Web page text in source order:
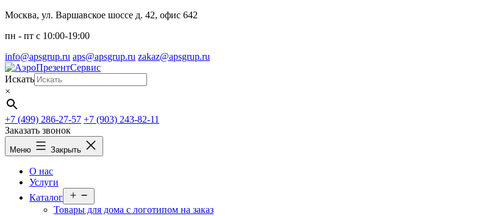
Перейти
содержимому
Москва, ул. Варшавское шоссе д. 42, офис 642
пн - пт c 10:00-19:00
info@apsgrup.ru aps@apsgrup.ru zakaz@apsgrup.ru
Искать
×
+7 (499) 286-27-57 +7 (903) 243-82-11
Заказать звонок
Меню Закрыть
О нас
Услуги
Каталог
меню
Товары для дома с логотипом на заказ